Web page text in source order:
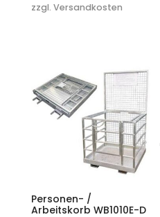
zzgl. Versandkosten
Personen- /
Arbeitskorb WB1010E-D